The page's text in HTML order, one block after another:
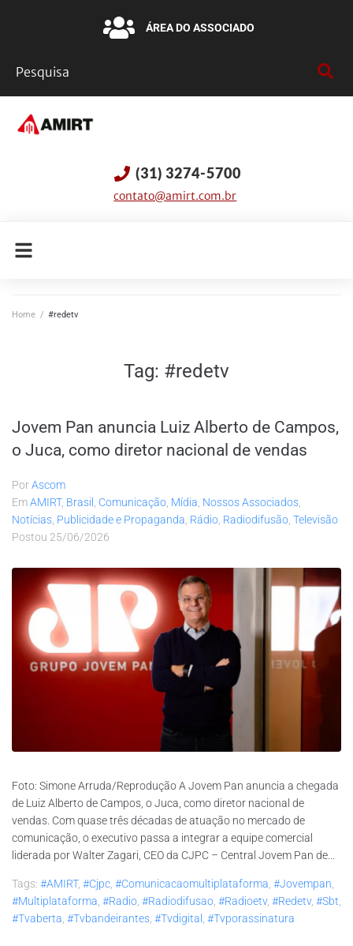
ÁREA DO ASSOCIADO
(31) 3274-5700
contato@amirt.com.br
Home / #redetv
Tag: #redetv
Jovem Pan anuncia Luiz Alberto de Campos,
o Juca, como diretor nacional de vendas
PorAscom
EmAMIRT, Brasil Comunicação Mídia Nossos Associados
Notícias Publicidade e Propaganda Rádio Radiodifusão Televisão
Postou 25/06/2026
Foto: Simone Arruda/Reprodução A Jovem Pan anuncia a chegada
de Luiz Alberto de Campos, o Juca, como diretor nacional de
vendas. Com quase três décadas de atuação no mercado de
comunicação, o executivo passa a integrar a equipe comercial
liderada por Walter Zagari, CEO da CJPC – Central Jovem Pan de...
Tags: #AMIRT, #cjpc #comunicacaomultiplataforma #jovempan
#multiplataforma #radio #radiodifusao #radioetv, #redetv, #sbt
#tvaberta #tvbandeirantes #tvdigital #tvporassinatura